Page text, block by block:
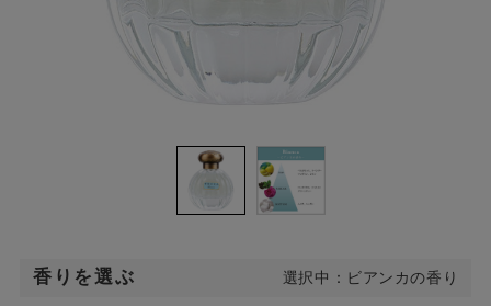
香りを選ぶ 選択中：ビアンカの香り